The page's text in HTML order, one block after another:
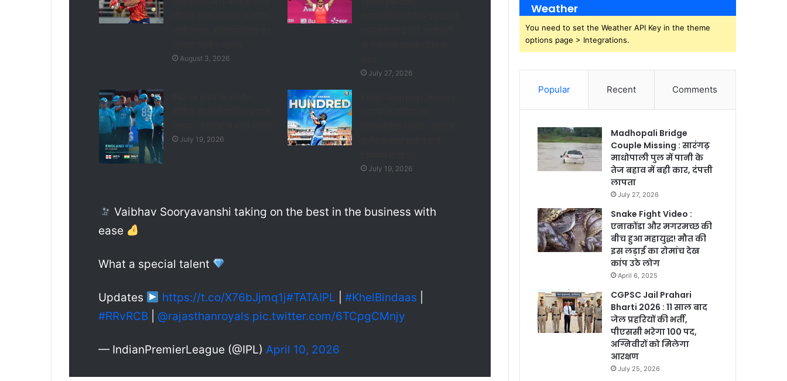
August 3, 2026
July 27, 2026
July 19, 2026
July 19, 2026
Vaibhav Sooryavanshi taking on the best in the business with
ease
What a special talent
Updates https://t.co/X76bJjmq1j#TATAIPL #KhelBindaas
#RRvRCB
@rajasthanroyals pic.twitter.com/6TCpgCMnjy
— IndianPremierLeague (@IPL) April 10, 2026
Weather
You need to set the Weather API Key in the theme
options page > Integrations.
Popular Recent Comments
Madhopali Bridge
Couple Missing : सारंगढ़
माधोपाली पुल में पानी के
तेज बहाव में बही कार, दंपत्ती
लापता
July 27, 2026
Snake Fight Video :
एनाकोंडा और मगरमच्छ की
बीच हुआ महायुद्ध! मौत की
इस लड़ाई का रोमांच देख
कांप उठे लोग
April 6, 2025
CGPSC Jail Prahari
Bharti 2026 : 11 साल बाद
जेल प्रहरियों की भर्ती,
पीएससी भरेगा 100 पद,
अग्निवीरों को मिलेगा
आरक्षण
July 25, 2026